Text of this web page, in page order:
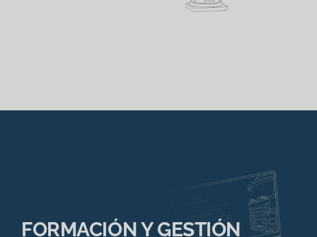
FORMACIÓN Y GESTIÓN